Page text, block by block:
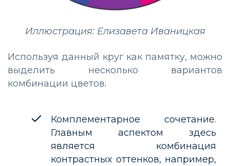
Иллюстрация: Елизавета Иваницкая
Используя данный круг как памятку, можно
выделить несколько вариантов
комбинации цветов:
Комплементарное сочетание.
Главным аспектом здесь
является комбинация
контрастных оттенков, например,